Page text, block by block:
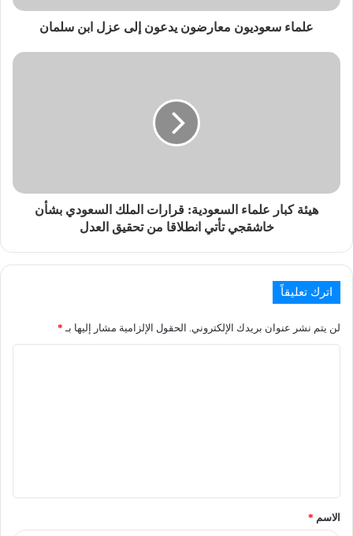
علماء سعوديون معارضون يدعون إلى عزل ابن سلمان
هيئة كبار علماء السعودية: قرارات الملك السعودي بشأن
خاشقجي تأتي انطلاقا من تحقيق العدل
اترك تعليقاً
لن يتم نشر عنوان بريدك الإلكتروني. الحقول الإلزامية مشار إليها بـ *
الاسم *